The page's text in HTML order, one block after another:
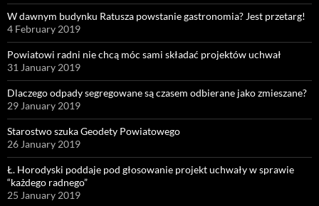
W dawnym budynku Ratusza powstanie gastronomia? Jest przetarg!
4 February 2019
Powiatowi radni nie chcą móc sami składać projektów uchwał
31 January 2019
Dlaczego odpady segregowane są czasem odbierane jako zmieszane?
29 January 2019
Starostwo szuka Geodety Powiatowego
26 January 2019
Ł. Horodyski poddaje pod głosowanie projekt uchwały w sprawie
“każdego radnego”
25 January 2019